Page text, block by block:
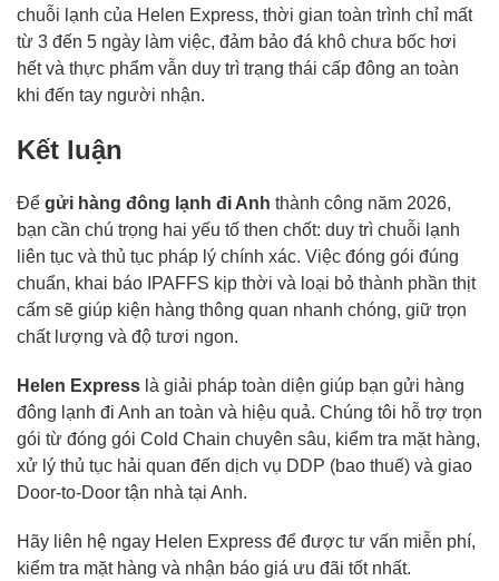
chuỗi lạnh của Helen Express, thời gian toàn trình chỉ mất
từ 3 đến 5 ngày làm việc, đảm bảo đá khô chưa bốc hơi
hết và thực phẩm vẫn duy trì trạng thái cấp đông an toàn
khi đến tay người nhận.
Kết luận
Để gửi hàng đông lạnh đi Anh thành công năm 2026,
bạn cần chú trọng hai yếu tố then chốt: duy trì chuỗi lạnh
liên tục và thủ tục pháp lý chính xác. Việc đóng gói đúng
chuẩn, khai báo IPAFFS kịp thời và loại bỏ thành phần thịt
cấm sẽ giúp kiện hàng thông quan nhanh chóng, giữ trọn
chất lượng và độ tươi ngon.
Helen Express là giải pháp toàn diện giúp bạn gửi hàng
đông lạnh đi Anh an toàn và hiệu quả. Chúng tôi hỗ trợ trọn
gói từ đóng gói Cold Chain chuyên sâu, kiểm tra mặt hàng,
xử lý thủ tục hải quan đến dịch vụ DDP (bao thuế) và giao
Door-to-Door tận nhà tại Anh.
Hãy liên hệ ngay Helen Express để được tư vấn miễn phí,
kiểm tra mặt hàng và nhận báo giá ưu đãi tốt nhất.